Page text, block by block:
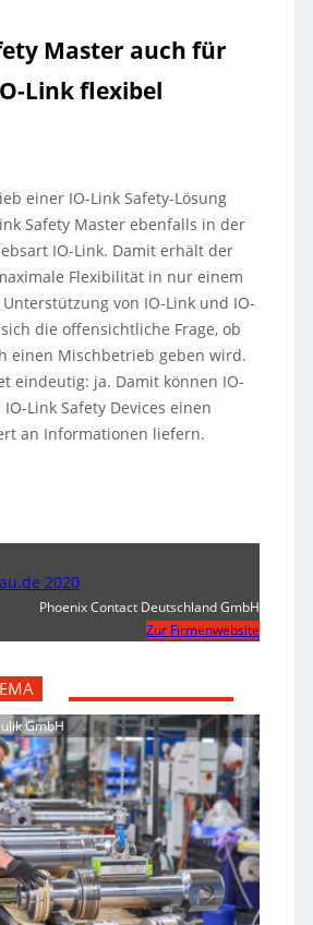
Master auch für
Link flexibel
einer IO-Link Safety-Lösung
Safety Master ebenfalls in der
IO-Link. Damit erhält der
Flexibilität in nur einem
von IO-Link und IO-
die offensichtliche Frage, ob
einen Mischbetrieb geben wird.
eindeutig: ja. Damit können IO-
Link Safety Devices einen
an Informationen liefern.
2020
Phoenix Contact Deutschland GmbH
Zur Firmenwebsite
GmbH